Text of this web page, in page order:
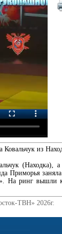
из
Приморья
На ринг
ТВН» 2026г.